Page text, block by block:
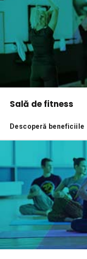
Sală de fitness
Descoperă beneficiile